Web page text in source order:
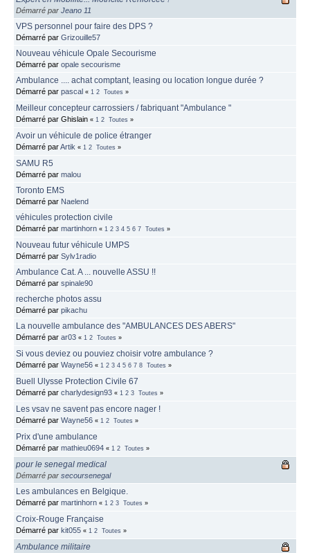
Démarré par Jeano 11
VPS personnel pour faire des DPS ?
Démarré par Grizouille57
Nouveau véhicule Opale Secourisme
Démarré par opale secourisme
Ambulance .... achat comptant, leasing ou location longue durée ?
Démarré par pascal « 1 2 Toutes »
Meilleur concepteur carrossiers / fabriquant "Ambulance "
Démarré par Ghislain « 1 2 Toutes »
Avoir un véhicule de police étranger
Démarré parArtik « 1 2 Toutes »
SAMU R5
Démarré par malou
Toronto EMS
Démarré par Naelend
véhicules protection civile
Démarré par martinhorn « 1 2 3 4 5 6 7 Toutes »
Nouveau futur véhicule UMPS
Démarré par Sylv1radio
Ambulance Cat. A ... nouvelle ASSU !!
Démarré par spinale90
recherche photos assu
Démarré par pikachu
La nouvelle ambulance des "AMBULANCES DES ABERS"
Démarré par ar03 « 1 2 Toutes »
Si vous deviez ou pouviez choisir votre ambulance ?
Démarré par Wayne56 « 1 2 3 4 5 6 7 8 Toutes »
Buell Ulysse Protection Civile 67
Démarré par charlydesign93 « 1 2 3 Toutes »
Les vsav ne savent pas encore nager !
Démarré par Wayne56 « 1 2 Toutes »
Prix d'une ambulance
Démarré par mathieu0694 « 1 2 Toutes »
pour le senegal medical
Démarré par secoursenegal
Les ambulances en Belgique.
Démarré par martinhorn « 1 2 3 Toutes »
Croix-Rouge Française
Démarré par kit055 « 1 2 Toutes »
Ambulance militaire